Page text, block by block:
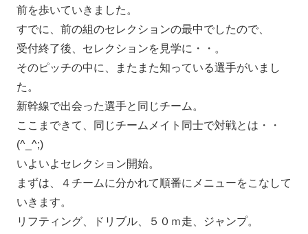
前を歩いていきました。
すでに、前の組のセレクションの最中でしたので、
受付終了後、セレクションを見学に・・。
そのピッチの中に、またまた知っている選手がいまし
た。
新幹線で出会った選手と同じチーム。
ここまできて、同じチームメイト同士で対戦とは・・
(^_^;)
いよいよセレクション開始。
まずは、４チームに分かれて順番にメニューをこなして
いきます。
リフティング、ドリブル、５０ｍ走、ジャンプ。